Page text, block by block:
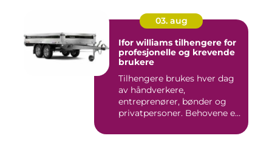
03. aug
Ifor williams tilhengere for
profesjonelle og krevende
brukere
Tilhengere brukes hver dag
av håndverkere,
entreprenører, bønder og
privatpersoner. Behovene er